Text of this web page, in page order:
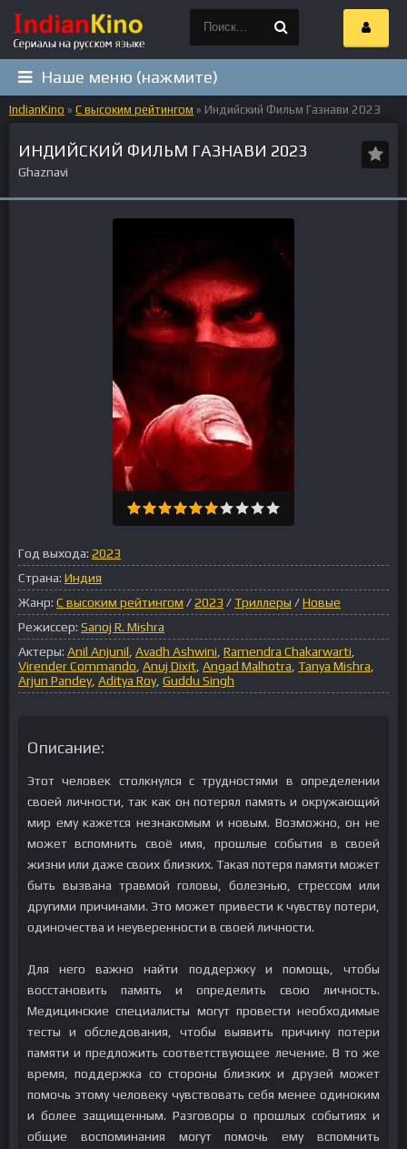
Наше меню (нажмите)
IndianKino » С высоким рейтингом » Индийский Фильм Газнави 2023
ИНДИЙСКИЙ ФИЛЬМ ГАЗНАВИ 2023
Ghaznavi
Год выхода: 2023
Страна: Индия
Жанр: С высоким рейтингом /2023 /Триллеры /Новые
Режиссер: Sanoj R. Mishra
Актеры: Anil Anjunil Avadh Ashwini Ramendra Chakarwarti
Virender Commando Anuj Dixit Angad Malhotra Tanya Mishra
Arjun Pandey, Aditya Roy, Guddu Singh
Описание:
Этот человек столкнулся с трудностями в определении
своей личности, так как он потерял память и окружающий
мир ему кажется незнакомым и новым. Возможно, он не
может вспомнить своё имя, прошлые события в своей
жизни или даже своих близких. Такая потеря памяти может
быть вызвана травмой головы, болезнью, стрессом или
другими причинами. Это может привести к чувству потери,
одиночества и неуверенности в своей личности.
Для него важно найти поддержку и помощь, чтобы
восстановить память и определить свою личность.
Медицинские специалисты могут провести необходимые
тесты и обследования, чтобы выявить причину потери
памяти и предложить соответствующее лечение. В то же
время, поддержка со стороны близких и друзей может
помочь этому человеку чувствовать себя менее одиноким
и более защищенным. Разговоры о прошлых событиях и
общие воспоминания могут помочь ему вспомнить